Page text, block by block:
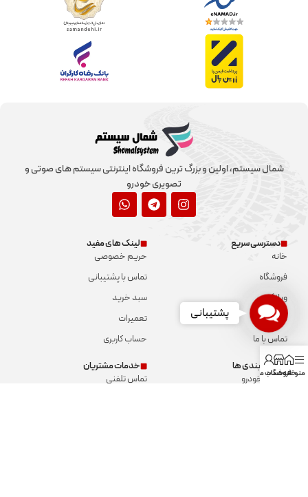
شمال سیستم، اولین و بزرگ ترین فروشگاه اینترنتی سیستم های صوتی و
تصویری خودرو
دسترسی سریع
خانه
فروشگاه
وبلاگ
درباره ما
تماس با ما
لینک های مفید
حریم خصوصی
تماس با پشتیبانی
سبد خرید
تعمیرات
حساب کاربری
دسته بندی ها
مانیتور خودرو
خدمات مشتریان
تماس تلفنی
منوخانه
فروشگاه
حساب من
Contact
Us
پشتیبانی